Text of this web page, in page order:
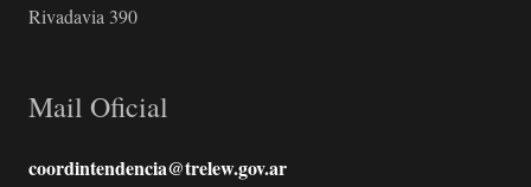
Rivadavia 390
Mail Oficial
coordintendencia@trelew.gov.ar